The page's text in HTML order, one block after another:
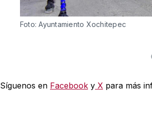
Foto: Ayuntamiento Xochitepec
Síguenos en FacebookyX para más